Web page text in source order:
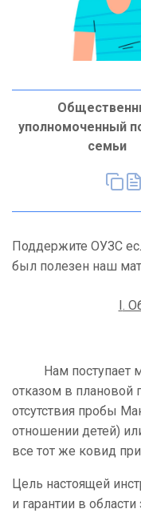
уполномоченный
семьи
Поддержите ОУЗС
был полезен наш
I.
Нам поступает
отказом в плановой
отсутствия пробы
отношении детей)
все тот же ковид
Цель настоящей
и гарантии в